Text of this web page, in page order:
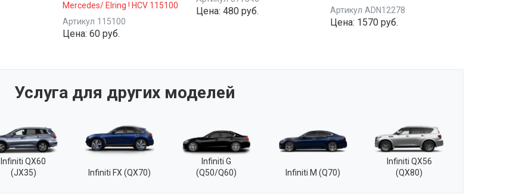
Mercedes/ Elring ! HCV 115100
Артикул 115100
Цена: 60 руб.
Цена: 480 руб.
Артикул ADN12278
Цена: 1570 руб.
Услуга для других моделей
Infiniti QX60
(JX35)
Infiniti FX (QX70)
Infiniti G
(Q50/Q60)
Infiniti M (Q70)
Infiniti QX56
(QX80)